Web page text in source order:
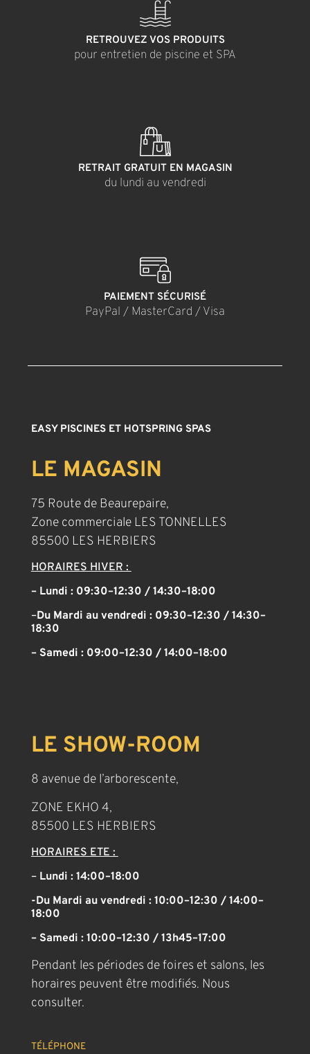
RETROUVEZ VOS PRODUITS
pour entretien de piscine et SPA
RETRAIT GRATUIT EN MAGASIN
du lundi au vendredi
PAIEMENT SÉCURISÉ
PayPal / MasterCard / Visa
EASY PISCINES ET HOTSPRING SPAS
LE MAGASIN
75 Route de Beaurepaire,
Zone commerciale LES TONNELLES
85500 LES HERBIERS
HORAIRES HIVER :
– Lundi : 09:30–12:30 / 14:30–18:00
–Du Mardi au vendredi : 09:30–12:30 / 14:30–
18:30
– Samedi : 09:00–12:30 / 14:00–18:00
LE SHOW-ROOM
8 avenue de l’arborescente,
ZONE EKHO 4,
85500 LES HERBIERS
HORAIRES ETE :
–Lundi : 14:00–18:00
-Du Mardi au vendredi : 10:00–12:30 / 14:00–
18:00
– Samedi : 10:00–12:30 / 13h45–17:00
Pendant les périodes de foires et salons, les
horaires peuvent être modifiés. Nous
consulter.
TÉLÉPHONE